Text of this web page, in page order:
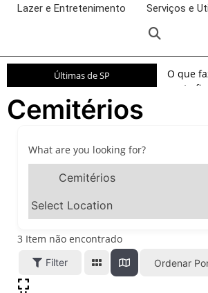
Lazer e Entretenimento Serviços e
Últimas de SP
O que
neste
pedaço
em
O que
Cemitérios
What are you looking for?
3 Item não encontrado
Filter Ordenar